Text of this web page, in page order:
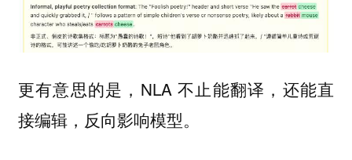
更有意思的是，NLA 不止能翻译，还能直
接编辑，反向影响模型。